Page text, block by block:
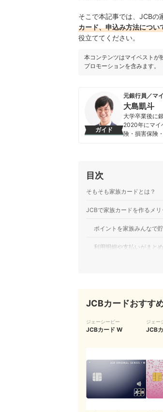
そこで本記事では、JCBの
カード、申込み方法につい
役立ててください。
本コンテンツはマイベストが
プロモーションを含みます。
ガイド
元銀行員／マ
大島凱斗
大学卒業後に
2020年にマイ
険・損害保険
目次
そもそも家族カードとは？
JCBで家族カードを作るメリ
ポイントを家族みんなで
利用明細や支払いがまと
家族カードを申し込む方法は
家族カードを作るならどの
JCBゴールドで本会員と
最もおすすめのクレジット
JCBカードについてはこちら
JCBカードおすす
ジェーシービー
JCBカード W
ジェー
JCB